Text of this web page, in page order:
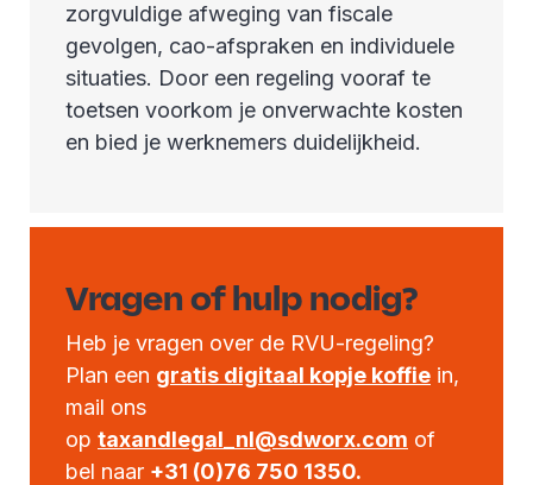
zorgvuldige afweging van fiscale
gevolgen, cao-afspraken en individuele
situaties. Door een regeling vooraf te
toetsen voorkom je onverwachte kosten
en bied je werknemers duidelijkheid.
Vragen of hulp nodig?
Heb je vragen over de RVU-regeling?
Plan een gratis digitaal kopje koffie in,
mail ons
op taxandlegal_nl@sdworx.com of
bel naar +31 (0)76 750 1350.